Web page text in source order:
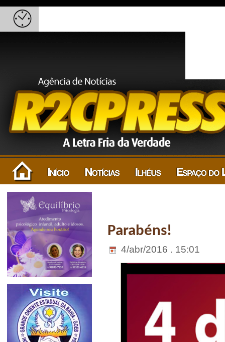
Parabéns!
4/abr/2016 . 15:01